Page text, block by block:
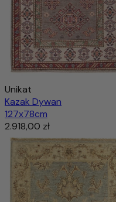
Unikat
Kazak Dywan
127x78cm
2.918,00 zł